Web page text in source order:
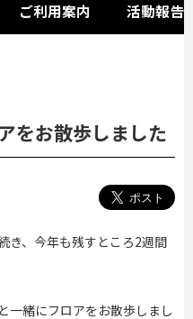
ご利用案内 活動報告
をお散歩しました
、今年も残すところ2週間
一緒にフロアをお散歩しまし